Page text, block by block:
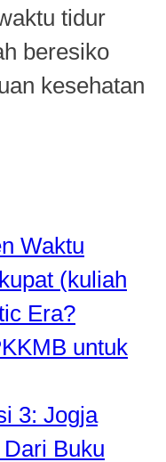
tidur
beresiko
kesehatan
Waktu
(kuliah
Era?
untuk
3: Jogja
Buku